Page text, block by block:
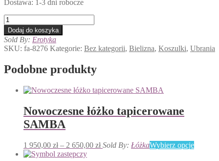
Dostawa: 1-3 dni robocze
ilość
871-
CHE-
2
koszulka
stringi
Dodaj do koszyka
Sold By: Erotyka
SKU: fa-8276 Kategorie: Bez kategorii, Bielizna, Koszulki, Ubrania
Podobne produkty
Nowoczesne łóżko tapicerowane
SAMBA
1 950,00 zł – 2 650,00 złZakres
Sold By: ŁóżkaWybierz opcjeTen